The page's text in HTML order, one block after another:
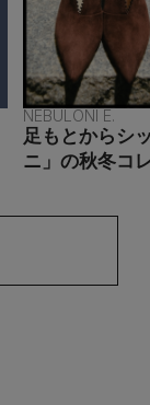
NEBULONI E.
足もとからシ
ニ」の秋冬コ